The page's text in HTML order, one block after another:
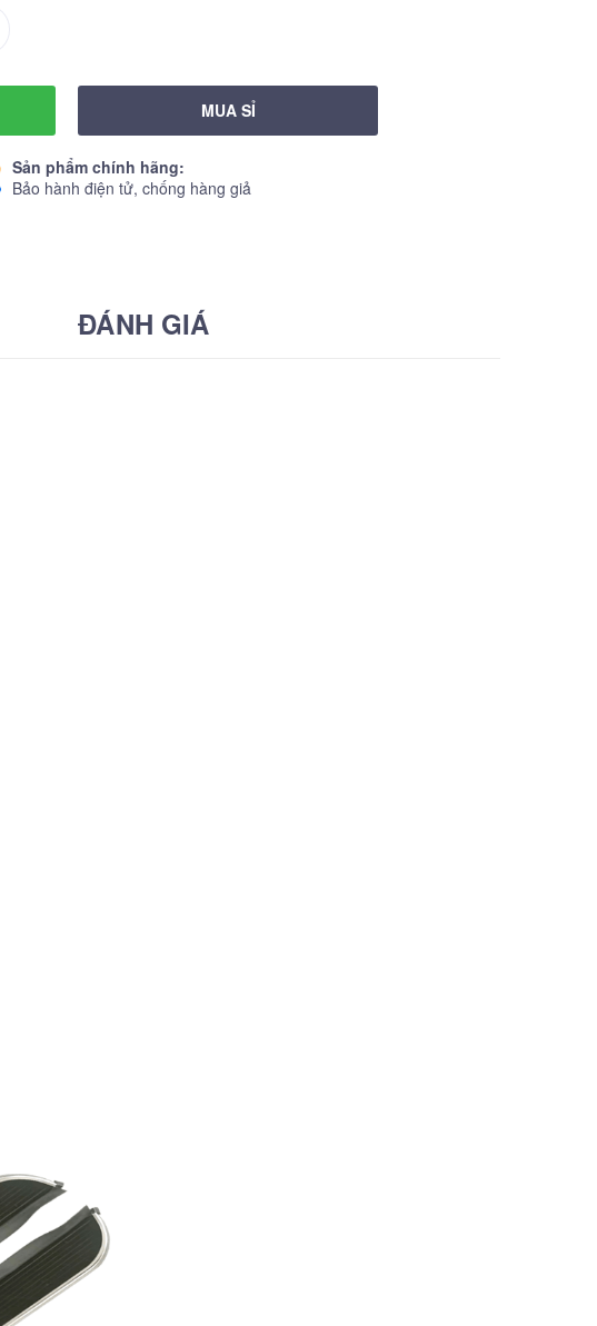
MUA SỈ
Sản phẩm chính hãng:
Bảo hành điện tử, chống hàng giả
ĐÁNH GIÁ